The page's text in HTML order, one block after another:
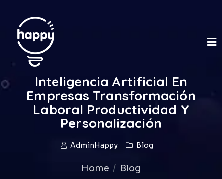
Inteligencia Artificial En
Empresas Transformación
Laboral Productividad Y
Personalización
AdminHappy Blog
Home Blog